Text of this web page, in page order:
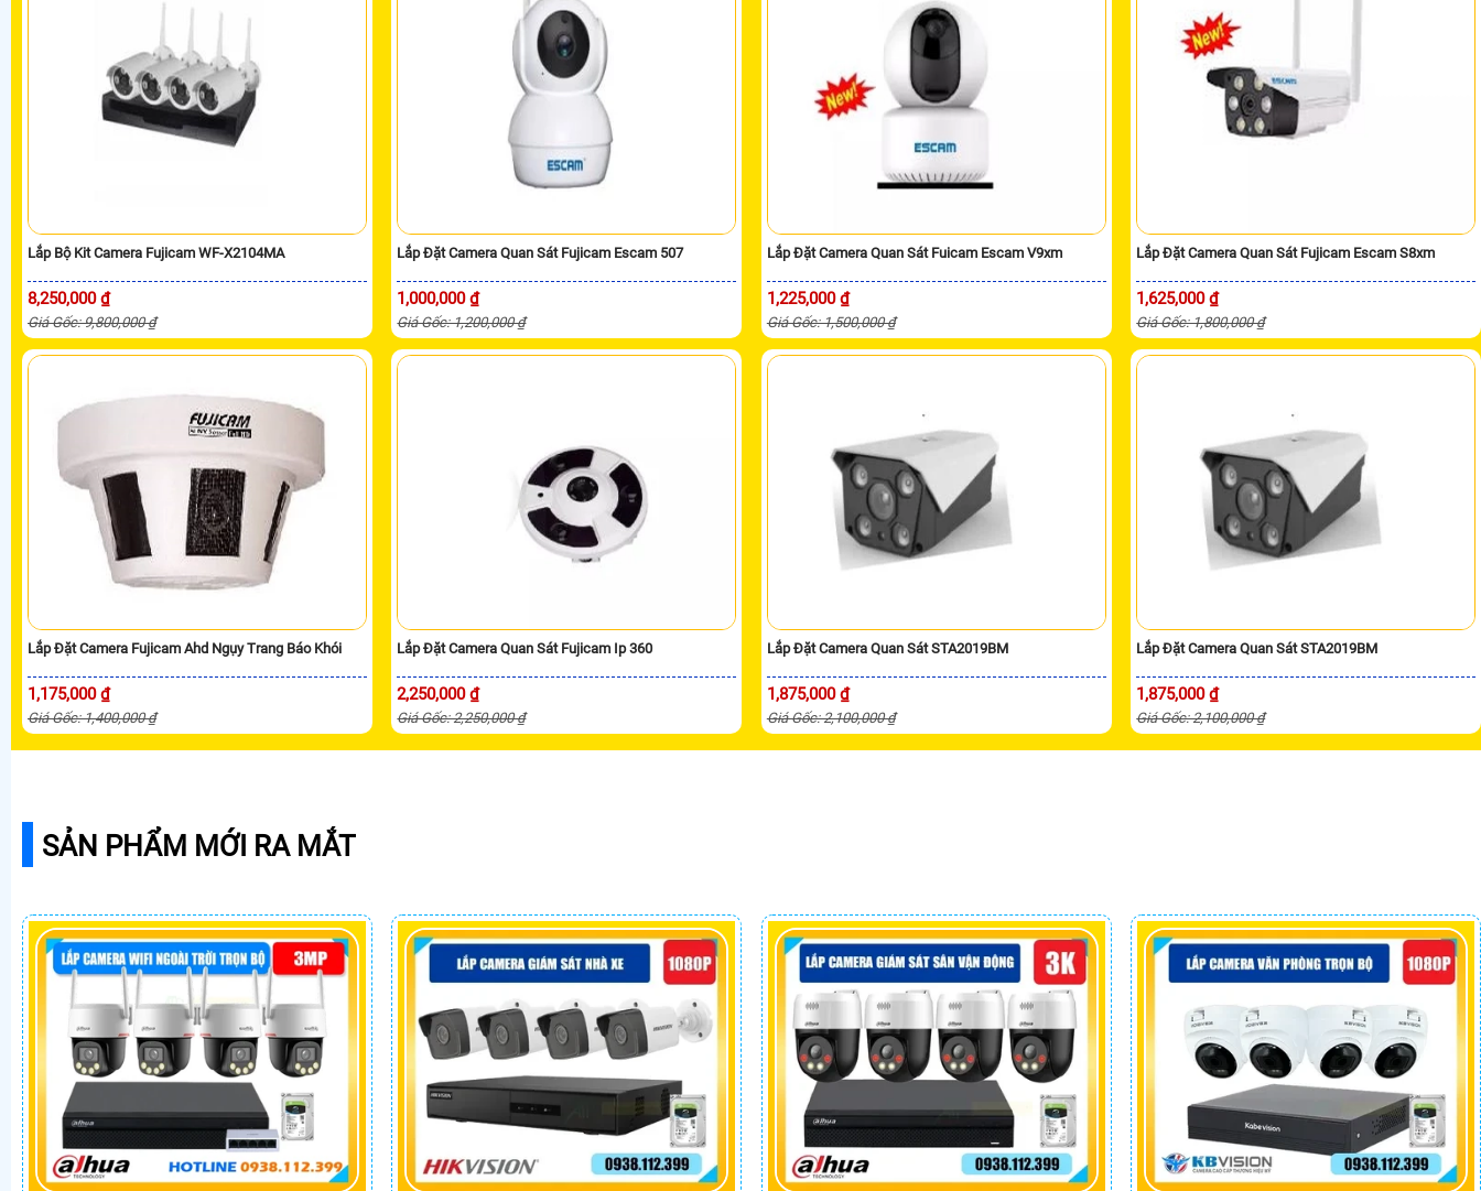
Lắp Bộ Kit Camera Fujicam WF-X2104MA
8,250,000 ₫
Giá Gốc: 9,800,000 ₫
Lắp Đặt Camera Quan Sát Fujicam Escam 507
1,000,000 ₫
Giá Gốc: 1,200,000 ₫
Lắp Đặt Camera Quan Sát Fuicam Escam V9xm
1,225,000 ₫
Giá Gốc: 1,500,000 ₫
Lắp Đặt Camera Quan Sát Fujicam Escam S8xm
1,625,000 ₫
Giá Gốc: 1,800,000 ₫
Lắp Đặt Camera Fujicam Ahd Ngụy Trang Báo Khói
1,175,000 ₫
Giá Gốc: 1,400,000 ₫
Lắp Đặt Camera Quan Sát Fujicam Ip 360
2,250,000 ₫
Giá Gốc: 2,250,000 ₫
Lắp Đặt Camera Quan Sát STA2019BM
1,875,000 ₫
Giá Gốc: 2,100,000 ₫
Lắp Đặt Camera Quan Sát STA2019BM
1,875,000 ₫
Giá Gốc: 2,100,000 ₫
SẢN PHẨM MỚI RA MẮT